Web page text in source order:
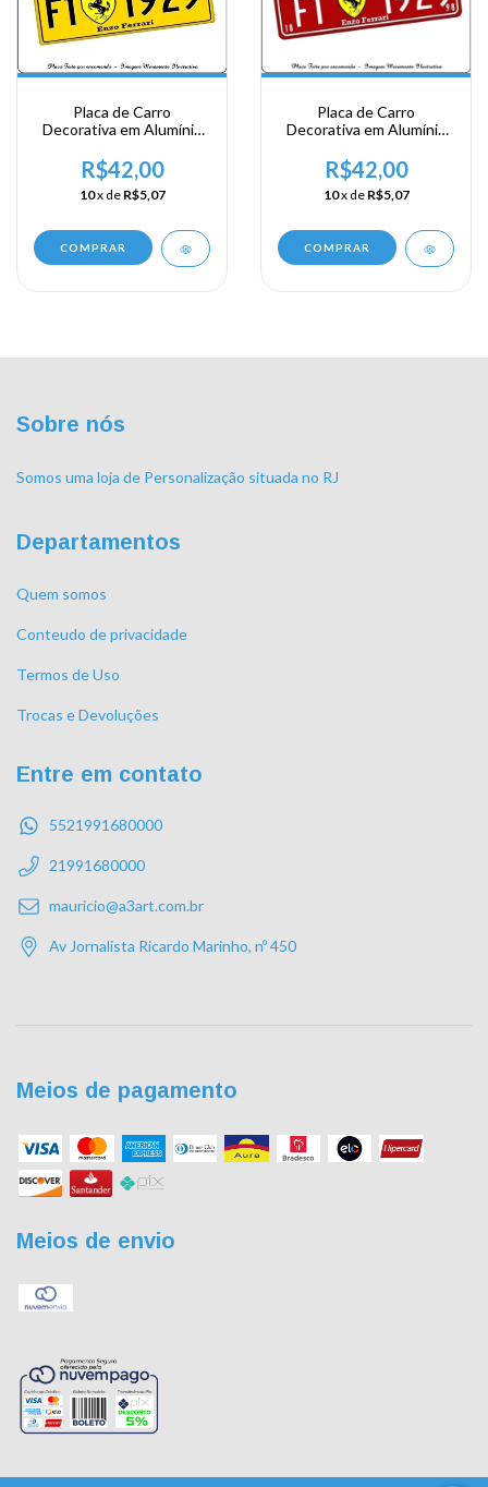
Placa de Carro
Decorativa em Alumínio
Viagem - Ferrari
R$42,00
10x de R$5,07
COMPRAR
Placa de Carro
Decorativa em Alumínio
Viagem - Ferrari
R$42,00
10x de R$5,07
COMPRAR
Sobre nós
Somos uma loja de Personalização situada no RJ
Departamentos
Quem somos
Conteudo de privacidade
Termos de Uso
Trocas e Devoluções
Entre em contato
5521991680000
21991680000
mauricio@a3art.com.br
Av Jornalista Ricardo Marinho, nº 450
Meios de pagamento
Meios de envio